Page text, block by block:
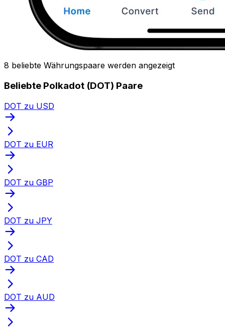
8 beliebte Währungspaare werden angezeigt
Beliebte Polkadot (DOT) Paare
DOT zu USD
DOT zu EUR
DOT zu GBP
DOT zu JPY
DOT zu CAD
DOT zu AUD